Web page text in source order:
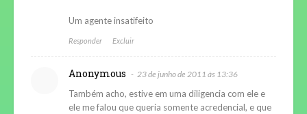
Um agente insatifeito
Responder Excluir
Anonymous 23 de junho de 2011 às 13:36
Também acho, estive em uma diligencia com ele e
ele me falou que queria somente acredencial, e que